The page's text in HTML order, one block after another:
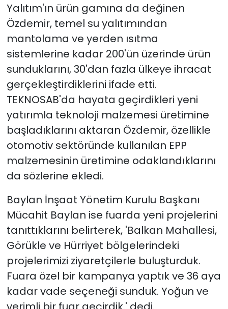
Yalıtım'ın ürün gamına da değinen
Özdemir, temel su yalıtımından
mantolama ve yerden ısıtma
sistemlerine kadar 200'ün üzerinde ürün
sunduklarını, 30'dan fazla ülkeye ihracat
gerçekleştirdiklerini ifade etti.
TEKNOSAB'da hayata geçirdikleri yeni
yatırımla teknoloji malzemesi üretimine
başladıklarını aktaran Özdemir, özellikle
otomotiv sektöründe kullanılan EPP
malzemesinin üretimine odaklandıklarını
da sözlerine ekledi.
Baylan İnşaat Yönetim Kurulu Başkanı
Mücahit Baylan ise fuarda yeni projelerini
tanıttıklarını belirterek, 'Balkan Mahallesi,
Görükle ve Hürriyet bölgelerindeki
projelerimizi ziyaretçilerle buluşturduk.
Fuara özel bir kampanya yaptık ve 36 aya
kadar vade seçeneği sunduk. Yoğun ve